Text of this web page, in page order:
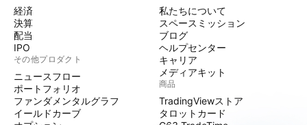
経済
決算
配当
IPO
その他プロダクト
ニュースフロー
ポートフォリオ
ファンダメンタルグラフ
イールドカーブ
私たちについて
スペースミッション
ブログ
ヘルプセンター
キャリア
メディアキット
商品
TradingViewストア
タロットカード